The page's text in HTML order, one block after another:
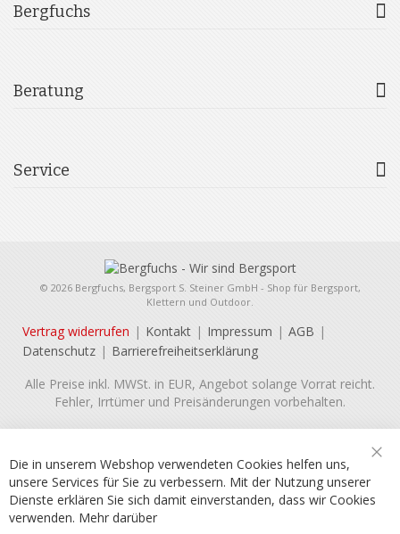
Bergfuchs
Beratung
Service
© 2026 Bergfuchs, Bergsport S. Steiner GmbH - Shop für Bergsport,
Klettern und Outdoor.
Vertrag widerrufen Kontakt Impressum
AGB
Datenschutz
Barrierefreiheitserklärung
Alle Preise inkl. MWSt. in EUR, Angebot solange Vorrat reicht.
Fehler, Irrtümer und Preisänderungen vorbehalten.
Die in unserem Webshop verwendeten Cookies helfen uns,
unsere Services für Sie zu verbessern. Mit der Nutzung unserer
Dienste erklären Sie sich damit einverstanden, dass wir Cookies
verwenden. Mehr darüber